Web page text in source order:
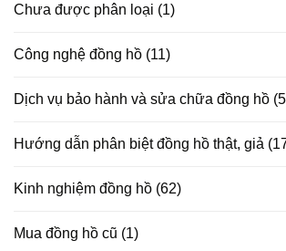
Chưa được phân loại (1)
Công nghệ đồng hồ (11)
Dịch vụ bảo hành và sửa chữa đồng hồ
Hướng dẫn phân biệt đồng hồ thật, giả
Kinh nghiệm đồng hồ (62)
Mua đồng hồ cũ (1)